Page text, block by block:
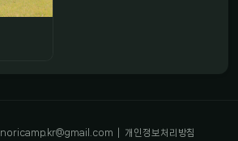
noricamp.kr@gmail.com 개인정보처리방침